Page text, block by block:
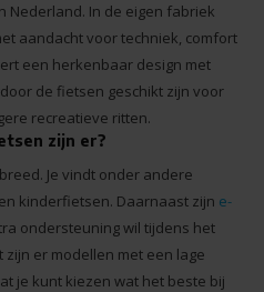
In de eigen fabriek
aandacht voor techniek, comfort
een herkenbaar design met
de fietsen geschikt zijn voor
recreatieve ritten.
zijn er?
Je vindt onder andere
en kinderfietsen. Daarnaast zijn e-
ondersteuning wil tijdens het
er modellen met een lage
je kunt kiezen wat het beste bij